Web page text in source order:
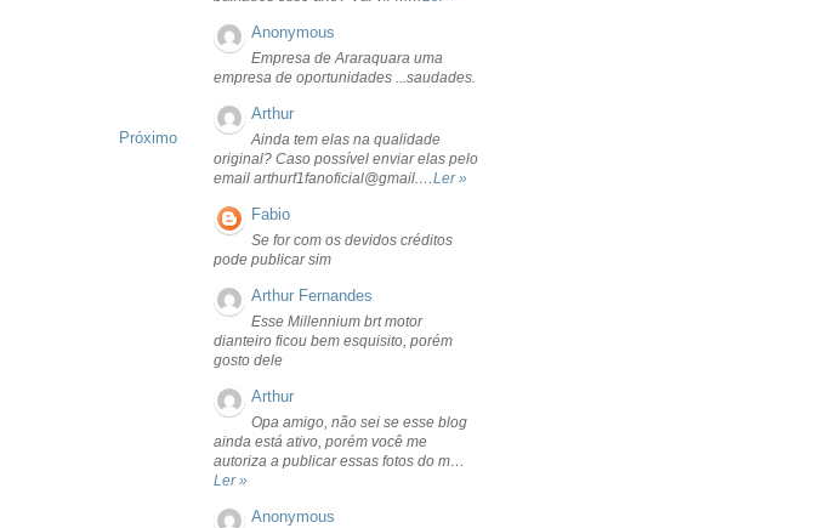
Próximo
Anonymous
Empresa de Araraquara uma
empresa de oportunidades ...saudades.
Arthur
Ainda tem elas na qualidade
original? Caso possível enviar elas pelo
email arthurf1fanoficial@gmail.…Ler »
Fabio
Se for com os devidos créditos
pode publicar sim
Arthur Fernandes
Esse Millennium brt motor
dianteiro ficou bem esquisito, porém
gosto dele
Arthur
Opa amigo, não sei se esse blog
ainda está ativo, porém você me
autoriza a publicar essas fotos do m…
Ler »
Anonymous